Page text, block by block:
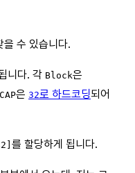
수 있습니다.
니다. 각 Block은
은 32로 하드코딩되어
를 할당하게 됩니다.